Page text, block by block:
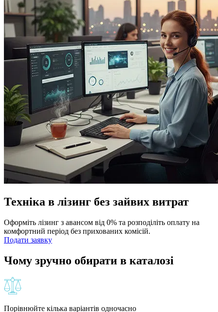
Техніка в лізинг без зайвих витрат
Оформіть лізинг з авансом від 0% та розподіліть оплату на
комфортний період без прихованих комісій.
Подати заявку
Чому зручно обирати в каталозі
Порівнюйте кілька варіантів одночасно